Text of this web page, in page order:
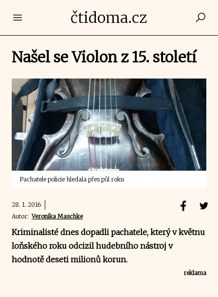
Open main menučtidoma.cz
Našel se Violon z 15. století
Pachatele policie hledala přes půl roku
28. 1. 2016
Autor:Veronika Maschke
Kriminalisté dnes dopadli pachatele, který v květnu
loňského roku odcizil hudebního nástroj v
hodnotě deseti milionů korun.
reklama